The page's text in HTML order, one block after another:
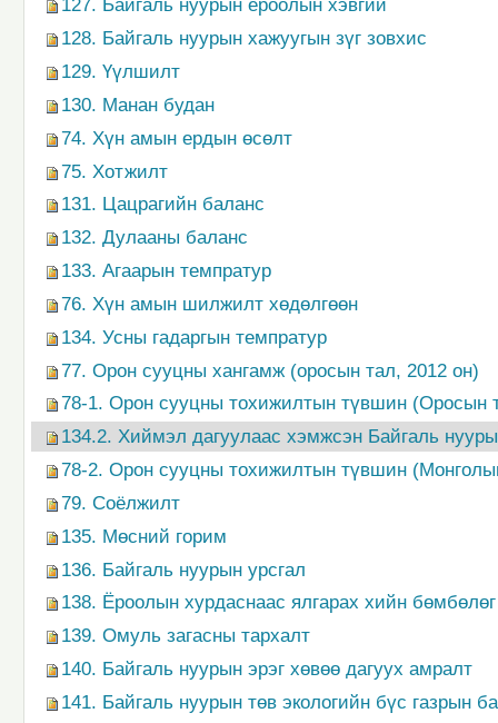
127. Байгаль нуурын ёроолын хэвгий
128. Байгаль нуурын хажуугын зүг зовхис
129. Үүлшилт
130. Манан будан
74. Хүн амын ердын өсөлт
75. Хотжилт
131. Цацрагийн баланс
132. Дулааны баланс
133. Агаарын темпратур
76. Хүн амын шилжилт хөдөлгөөн
134. Усны гадаргын темпратур
77. Орон сууцны хангамж (оросын тал, 2012 он)
78-1. Орон сууцны тохижилтын түвшин (Оросын
134.2. Хиймэл дагуулаас хэмжсэн Байгаль
78-2. Орон сууцны тохижилтын түвшин
79. Соёлжилт
135. Мөсний горим
136. Байгаль нуурын урсгал
138. Ёроолын хурдаснаас ялгарах хийн бөмбөлөг
139. Омуль загасны тархалт
140. Байгаль нуурын эрэг хөвөө дагуух амралт
141. Байгаль нуурын төв экологийн бүс газрын